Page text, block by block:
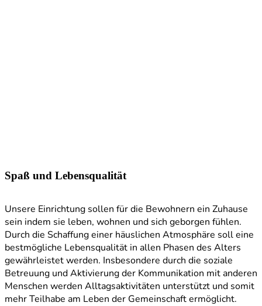
Spaß und Lebensqualität
Unsere Einrichtung sollen für die Bewohnern ein Zuhause
sein indem sie leben, wohnen und sich geborgen fühlen.
Durch die Schaffung einer häuslichen Atmosphäre soll eine
bestmögliche Lebensqualität in allen Phasen des Alters
gewährleistet werden. Insbesondere durch die soziale
Betreuung und Aktivierung der Kommunikation mit anderen
Menschen werden Alltagsaktivitäten unterstützt und somit
mehr Teilhabe am Leben der Gemeinschaft ermöglicht.